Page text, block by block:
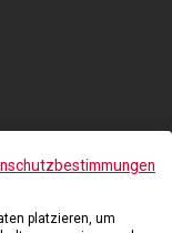
ANMELDEN
verstanden und stimme
den Angaben in der
platzieren, um